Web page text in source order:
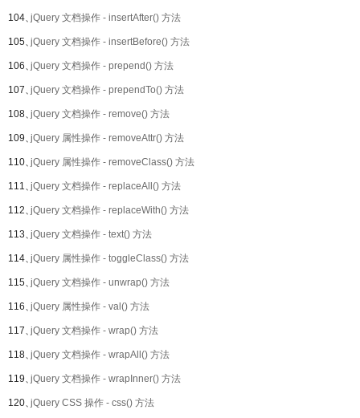
104、jQuery 文档操作 - insertAfter() 方法
105、jQuery 文档操作 - insertBefore() 方法
106、jQuery 文档操作 - prepend() 方法
107、jQuery 文档操作 - prependTo() 方法
108、jQuery 文档操作 - remove() 方法
109、jQuery 属性操作 - removeAttr() 方法
110、jQuery 属性操作 - removeClass() 方法
111、jQuery 文档操作 - replaceAll() 方法
112、jQuery 文档操作 - replaceWith() 方法
113、jQuery 文档操作 - text() 方法
114、jQuery 属性操作 - toggleClass() 方法
115、jQuery 文档操作 - unwrap() 方法
116、jQuery 属性操作 - val() 方法
117、jQuery 文档操作 - wrap() 方法
118、jQuery 文档操作 - wrapAll() 方法
119、jQuery 文档操作 - wrapInner() 方法
120、jQuery CSS 操作 - css() 方法